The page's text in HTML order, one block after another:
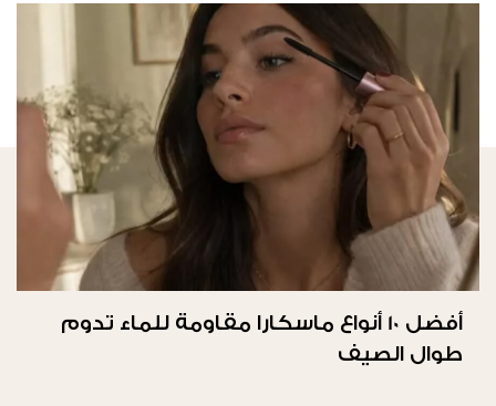
أفضل 10 أنواع ماسكارا مقاومة للماء تدوم
طوال الصيف